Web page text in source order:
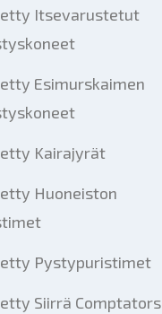
Itsevarustetut
Esimurskaimen
Kairajyrät
Huoneiston
Pystypuristimet
Siirrä Comptators